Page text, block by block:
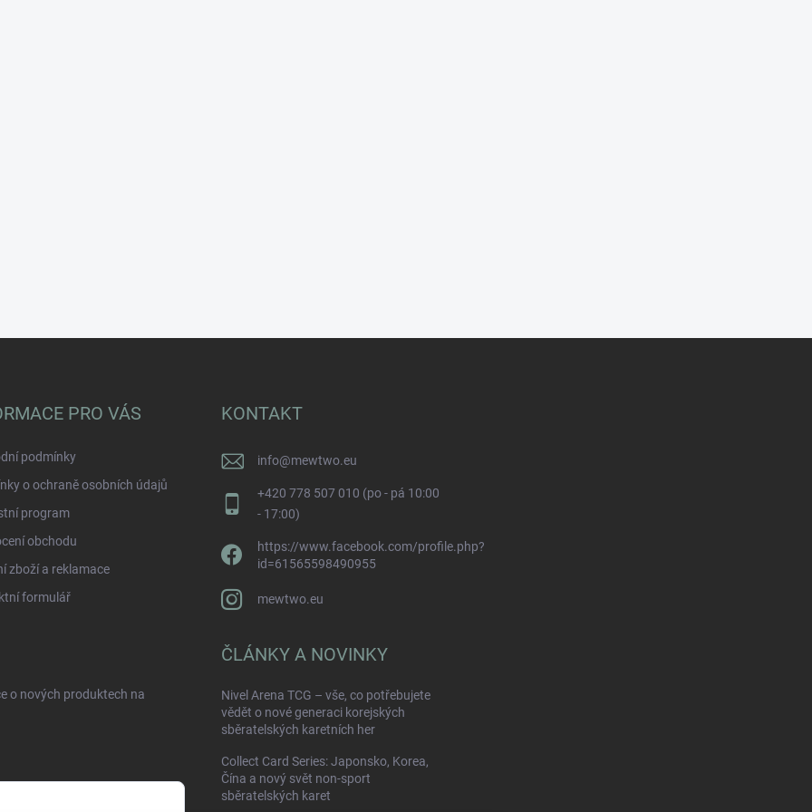
PRO VÁS
podmínky
o ochraně osobních údajů
program
obchodu
zboží a reklamace
formulář
KONTAKT
info@mewtwo.eu
+420 778 507 010 (po - pá 10:00
- 17:00)
https://www.facebook.com/profile.php?
id=61565598490955
mewtwo.eu
o nových produktech na
ČLÁNKY A NOVINKY
Nivel Arena TCG – vše, co potřebujete
vědět o nové generaci korejských
sběratelských karetních her
Collect Card Series: Japonsko, Korea,
Čína a nový svět non-sport
sběratelských karet